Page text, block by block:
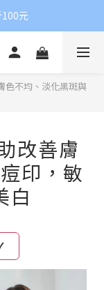
元
色不均、淡化黑斑與
改善膚
印，敏
白